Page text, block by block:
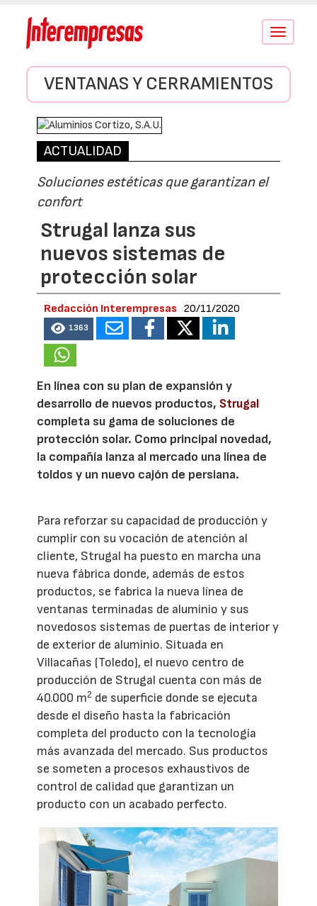
Conmutar
VENTANAS Y CERRAMIENTOS
ACTUALIDAD
Soluciones estéticas que garantizan el
confort
Strugal lanza sus
nuevos sistemas de
protección solar
Redacción Interempresas 20/11/2020
1363
En línea con su plan de expansión y
desarrollo de nuevos productos, Strugal
completa su gama de soluciones de
protección solar. Como principal novedad,
la compañía lanza al mercado una línea de
toldos y un nuevo cajón de persiana.
Para reforzar su capacidad de producción y
cumplir con su vocación de atención al
cliente, Strugal ha puesto en marcha una
nueva fábrica donde, además de estos
productos, se fabrica la nueva línea de
ventanas terminadas de aluminio y sus
novedosos sistemas de puertas de interior y
de exterior de aluminio. Situada en
Villacañas (Toledo), el nuevo centro de
producción de Strugal cuenta con más de
40.000 m2 de superficie donde se ejecuta
desde el diseño hasta la fabricación
completa del producto con la tecnología
más avanzada del mercado. Sus productos
se someten a procesos exhaustivos de
control de calidad que garantizan un
producto con un acabado perfecto.